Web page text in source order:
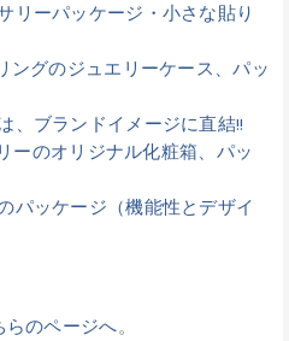
リーパッケージ・小さな貼り
ングのジュエリーケース、パッ
、ブランドイメージに直結!!
ーのオリジナル化粧箱、パッ
パッケージ（機能性とデザイ
らのページへ。